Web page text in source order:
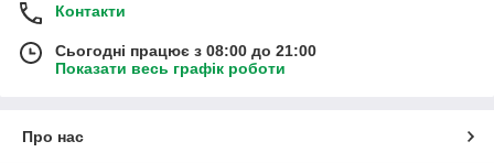
Контакти
Сьогодні працює з 08:00 до 21:00
Показати весь графік роботи
Про нас